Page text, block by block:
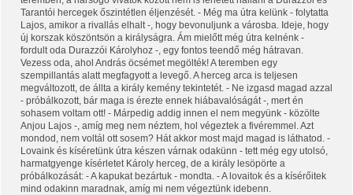
Tarantói hercegek őszintétlen éljenzését. - Még ma útra kelünk - folytatta
Lajos, amikor a rivallás elhalt -, hogy bevonuljunk a városba. Ideje, hogy
új korszak köszöntsön a királyságra. Ám mielőtt még útra kelnénk -
fordult oda Durazzói Károlyhoz -, egy fontos teendő még hátravan.
Vezess oda, ahol András öcsémet megölték! A teremben egy
szempillantás alatt megfagyott a levegő. A herceg arca is teljesen
megváltozott, de állta a király kemény tekintetét. - Ne izgasd magad azzal
- próbálkozott, bár maga is érezte ennek hiábavalóságát -, mert én
sohasem voltam ott! - Márpedig addig innen el nem megyünk - közölte
Anjou Lajos -, amíg meg nem néztem, hol végeztek a fivéremmel. Azt
mondod, nem voltál ott sosem? Hát akkor most majd magad is láthatod. -
Lovaink és kíséretünk útra készen várnak odakünn - tett még egy utolsó,
harmatgyenge kísérletet Károly herceg, de a király lesöpörte a
próbálkozását: - A kapukat bezártuk - mondta. - A lovaitok és a kísérőitek
mind odakinn maradnak, amíg mi nem végeztünk idebenn.